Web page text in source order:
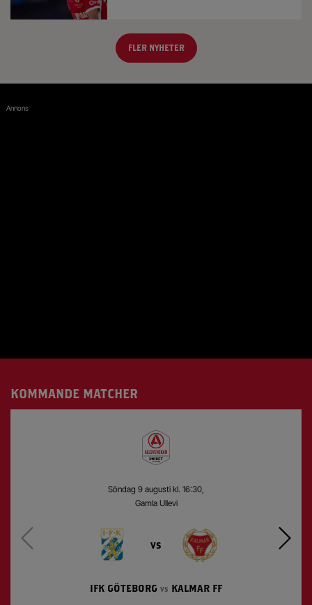
FLER NYHETER
Annons
KOMMANDE MATCHER
söndag 9 augusti kl. 16:30,
Gamla Ullevi
vs
IFK GÖTEBORG VS KALMAR FF